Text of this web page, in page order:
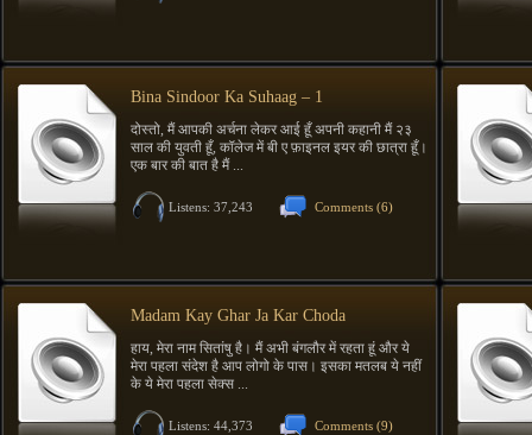
Bina Sindoor Ka Suhaag – 1
दोस्तो, मैं आपकी अर्चना लेकर आई हूँ अपनी कहानी मैं २३
साल की युवती हूँ, कॉलेज में बी ए फ़ाइनल इयर की छात्रा हूँ।
एक बार की बात है मैं ...
Listens: 37,243 Comments (6)
Madam Kay Ghar Ja Kar Choda
हाय, मेरा नाम सितांषु है। मैं अभी बंगलौर में रहता हूं और ये
मेरा पहला संदेश है आप लोगो के पास। इसका मतलब ये नहीं
के ये मेरा पहला सेक्स ...
Listens: 44,373 Comments (9)